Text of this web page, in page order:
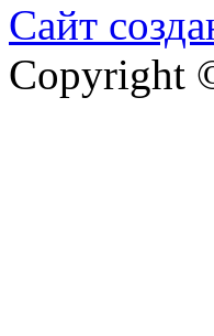
Сайт
Copyright